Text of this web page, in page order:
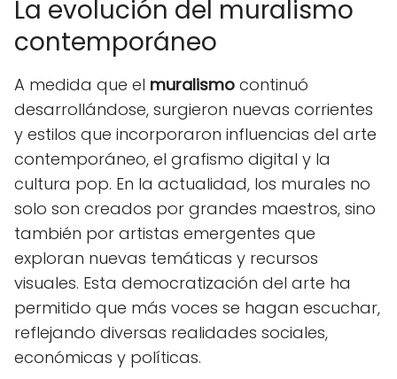
La evolución del muralismo
contemporáneo
A medida que el muralismo continuó
desarrollándose, surgieron nuevas corrientes
y estilos que incorporaron influencias del arte
contemporáneo, el grafismo digital y la
cultura pop. En la actualidad, los murales no
solo son creados por grandes maestros, sino
también por artistas emergentes que
exploran nuevas temáticas y recursos
visuales. Esta democratización del arte ha
permitido que más voces se hagan escuchar,
reflejando diversas realidades sociales,
económicas y políticas.